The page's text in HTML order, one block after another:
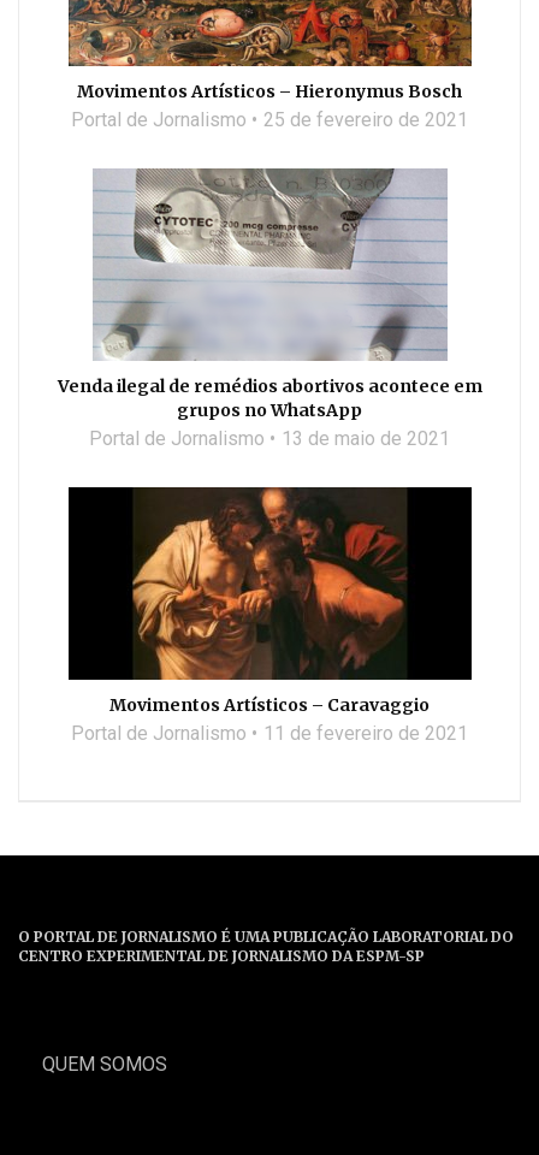
Movimentos Artísticos – Hieronymus Bosch
Portal de Jornalismo 25 de fevereiro de 2021
Venda ilegal de remédios abortivos acontece em
grupos no WhatsApp
Portal de Jornalismo 13 de maio de 2021
Movimentos Artísticos – Caravaggio
Portal de Jornalismo 11 de fevereiro de 2021
O PORTAL DE JORNALISMO É UMA PUBLICAÇÃO LABORATORIAL DO
CENTRO EXPERIMENTAL DE JORNALISMO DA ESPM-SP
QUEM SOMOS